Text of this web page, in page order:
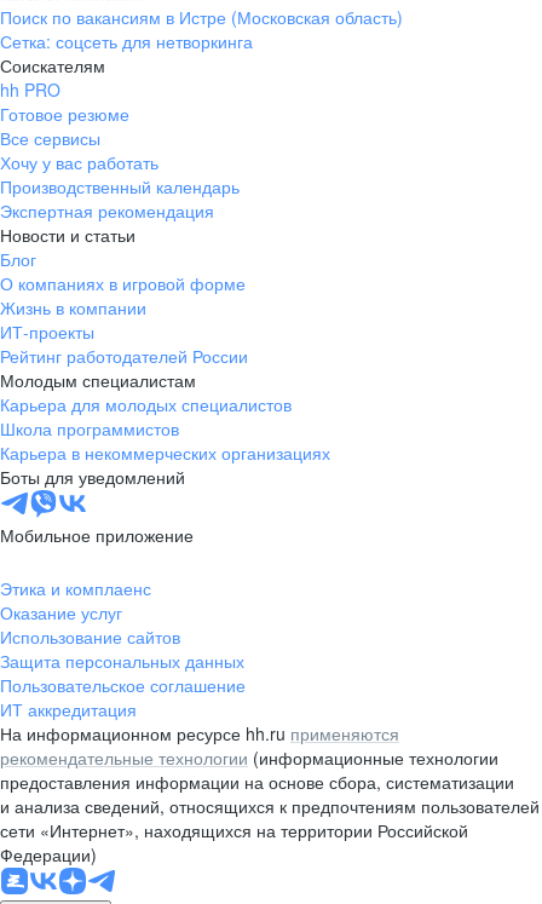
Поиск по вакансиям в Истре (Московская область)
Сетка: соцсеть для нетворкинга
Соискателям
hh PRO
Готовое резюме
Все сервисы
Хочу у вас работать
Производственный календарь
Экспертная рекомендация
Новости и статьи
Блог
О компаниях в игровой форме
Жизнь в компании
ИТ-проекты
Рейтинг работодателей России
Молодым специалистам
Карьера для молодых специалистов
Школа программистов
Карьера в некоммерческих организациях
Боты для уведомлений
Мобильное приложение
Этика и комплаенс
Оказание услуг
Использование сайтов
Защита персональных данных
Пользовательское соглашение
ИТ аккредитация
На информационном ресурсе hh.ru применяются
рекомендательные технологии (информационные технологии
предоставления информации на основе сбора, систематизации
и анализа сведений, относящихся к предпочтениям пользователей
сети «Интернет», находящихся на территории Российской
Федерации)